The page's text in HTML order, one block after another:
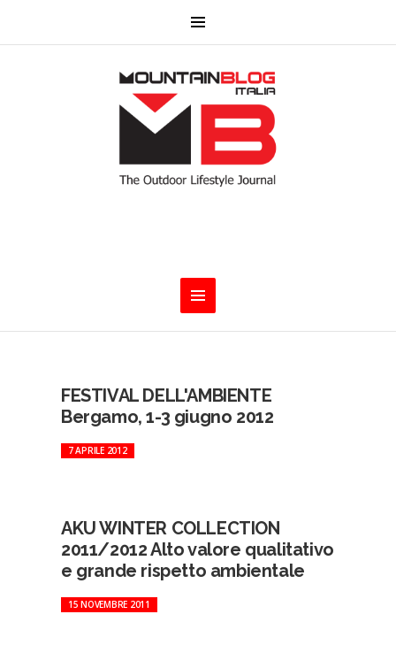
FESTIVAL DELL'AMBIENTE
Bergamo, 1-3 giugno 2012
7 APRILE 2012
AKU WINTER COLLECTION
2011/2012 Alto valore qualitativo
e grande rispetto ambientale
15 NOVEMBRE 2011